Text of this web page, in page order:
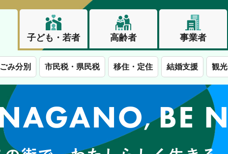
子ども・若者 高齢者 事業者
ごみ分別 市民税・県民税 移住・定住 結婚支援 観光
この街で、わたしらしく生きる。長野市